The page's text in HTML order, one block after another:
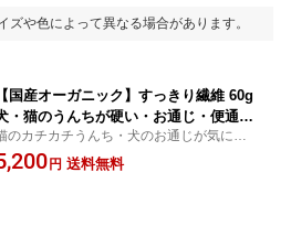
ズや色によって異なる場合があります。
【国産オーガニック】すっきり繊維 60g
・猫のうんちが硬い・お通じ・便通・
玉が気になる子に 乳酸菌のエサにな
有機アカシアファイバー(水溶性食物
のカチカチうんち・犬のお通じが気にな
子に。原材料は有機アカシアファイバー
完全無添加・勇気・無味無臭でごはんに
円 送料無料